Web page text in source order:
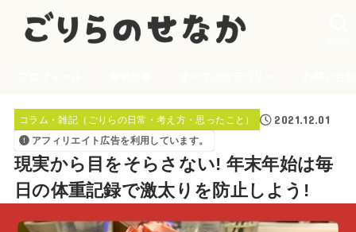
コラム・雑記（ごりらの日常・考え方・思ったこと） 2021.12.01
アフィリエイト広告を利用しています。
現実から目をそらさない! 年末年始は毎
日の体重記録で激太りを防止しよう!